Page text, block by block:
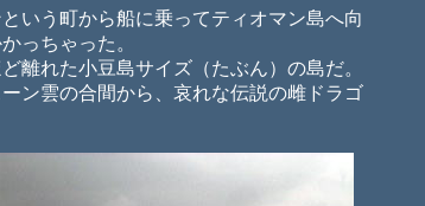
いう町から船に乗ってティオマン島へ向
っちゃった。
れた小豆島サイズ（たぶん）の島だ。
ン雲の合間から、哀れな伝説の雌ドラゴ